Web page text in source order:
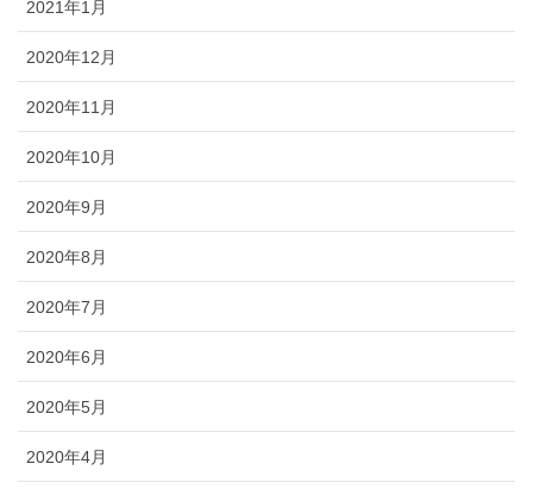
2021年1月
2020年12月
2020年11月
2020年10月
2020年9月
2020年8月
2020年7月
2020年6月
2020年5月
2020年4月